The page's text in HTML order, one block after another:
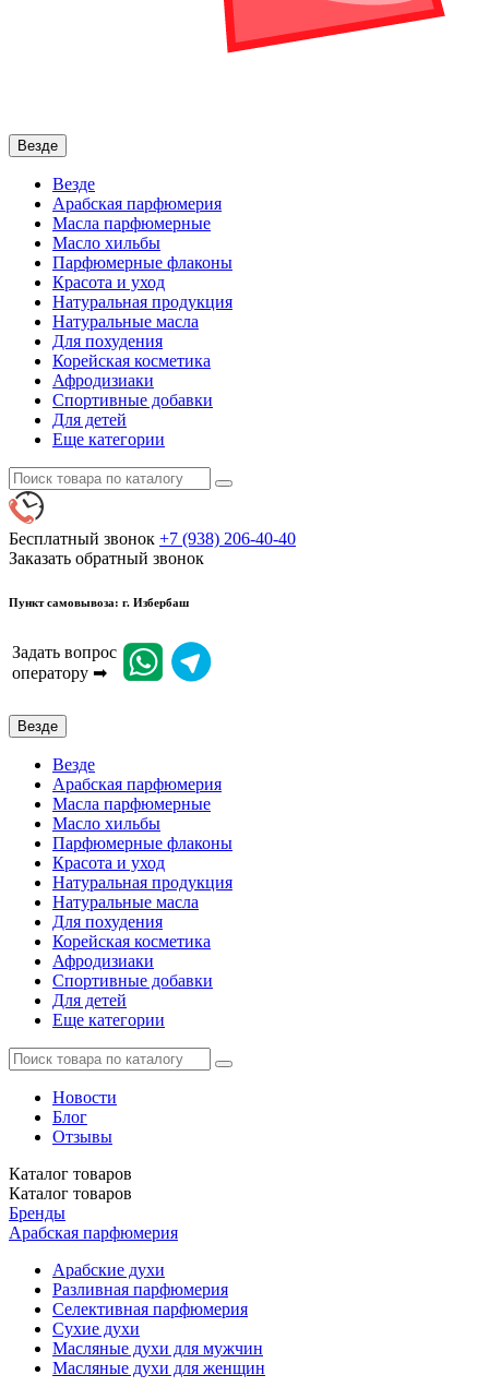
Везде
Везде
Арабская парфюмерия
Масла парфюмерные
Масло хильбы
Парфюмерные флаконы
Красота и уход
Натуральная продукция
Натуральные масла
Для похудения
Корейская косметика
Афродизиаки
Спортивные добавки
Для детей
Еще категории
Бесплатный звонок +7 (938) 206-40-40
Заказать обратный звонок
Пункт самовывоза: г. Избербаш
Задать вопрос
оператору ➡
Везде
Везде
Арабская парфюмерия
Масла парфюмерные
Масло хильбы
Парфюмерные флаконы
Красота и уход
Натуральная продукция
Натуральные масла
Для похудения
Корейская косметика
Афродизиаки
Спортивные добавки
Для детей
Еще категории
Новости
Блог
Отзывы
Каталог товаров
Каталог товаров
Бренды
Арабская парфюмерия
Арабские духи
Разливная парфюмерия
Селективная парфюмерия
Сухие духи
Масляные духи для мужчин
Масляные духи для женщин